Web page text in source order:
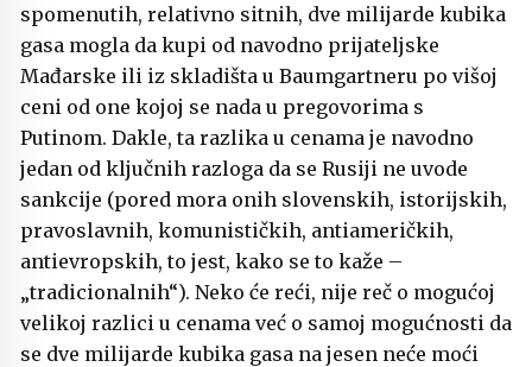
spomenutih, relativno sitnih, dve milijarde kubika
gasa mogla da kupi od navodno prijateljske
Mađarske ili iz skladišta u Baumgartneru po višoj
ceni od one kojoj se nada u pregovorima s
Putinom. Dakle, ta razlika u cenama je navodno
jedan od ključnih razloga da se Rusiji ne uvode
sankcije (pored mora onih slovenskih, istorijskih,
pravoslavnih, komunističkih, antiameričkih,
antievropskih, to jest, kako se to kaže –
„tradicionalnih“). Neko će reći, nije reč o mogućoj
velikoj razlici u cenama već o samoj mogućnosti da
se dve milijarde kubika gasa na jesen neće moći